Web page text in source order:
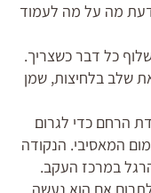
מה על מה לעמוד
כל דבר כשצריך.
שלב בלחיצות, שמן
הרחם כדי לגרום
המאסיבי. הנקודה
במרכז העקב.